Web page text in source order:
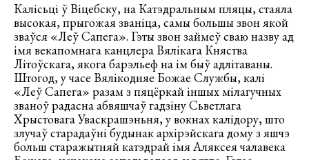
Калісьці ў Віцебску, на Катэдральным пляцы, стаяла
высокая, прыгожая званіца, самы большы звон якой
зваўся «Леў Сапега». Гэты звон займеў сваю назву ад
імя векапомнага канцлера Вялікага Княства
Літоўскага, якога барэльеф на ім быў адлітаваны.
Штогод, у часе Вялікодняе Божае Службы, калі
«Леў Сапега» разам з пяцёркай іншых мілагучных
званоў радасна абвяшчаў гадзіну Сьветлага
Хрыстовага Уваскрашэньня, у вокнах калідору, што
злучаў старадаўні будынак архірэйскага дому з яшчэ
больш старажытняй катэдрай імя Аляксея чалавека